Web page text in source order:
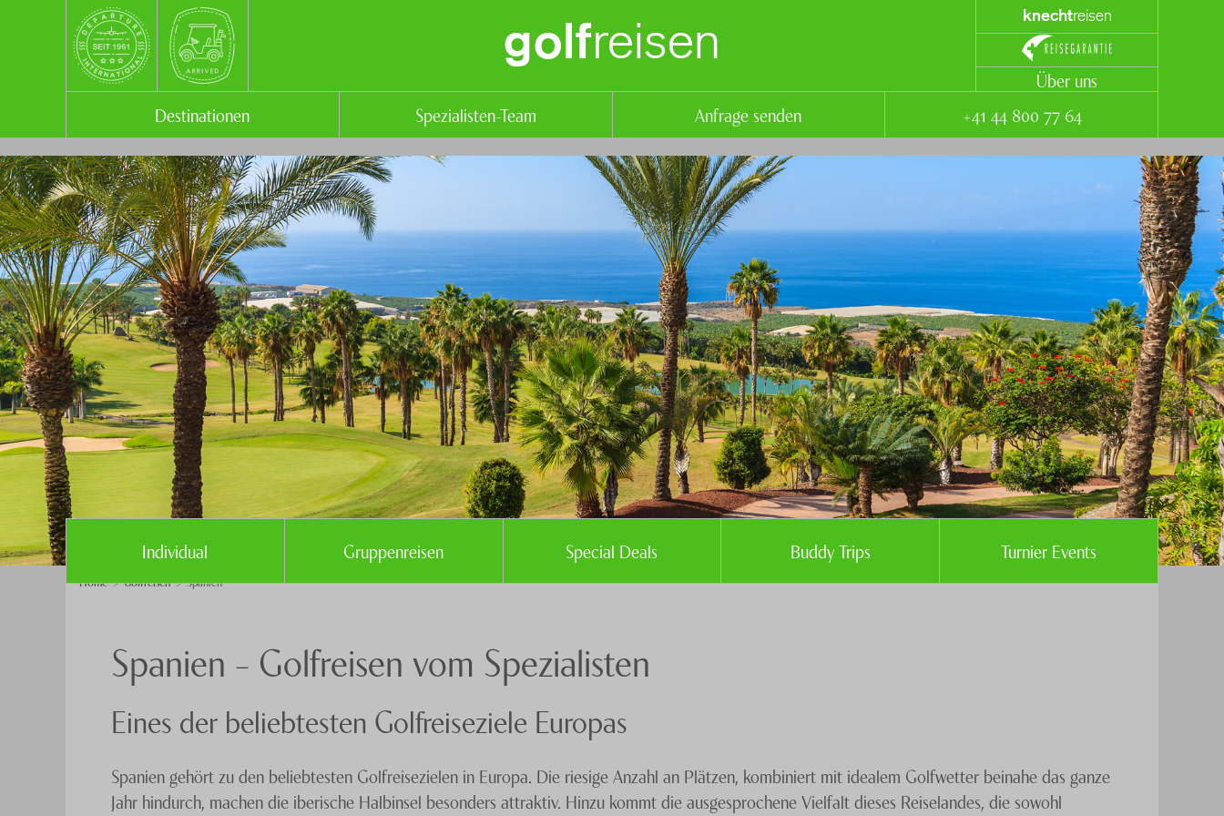
golfreisen
knechtreisen
Über uns
Destinationen
Spezialisten-Team Anfrage senden +41 44 800 77 64
Individual Gruppenreisen Special Deals Buddy Trips Turnier Events
Home Golfreisen Spanien
Spanien – Golfreisen vom Spezialisten
Eines der beliebtesten Golfreiseziele Europas
Spanien gehört zu den beliebtesten Golfreisezielen in Europa. Die riesige Anzahl an Plätzen, kombiniert mit idealem Golfwetter beinahe das ganze
Jahr hindurch, machen die iberische Halbinsel besonders attraktiv. Hinzu kommt die ausgesprochene Vielfalt dieses Reiselandes, die sowohl